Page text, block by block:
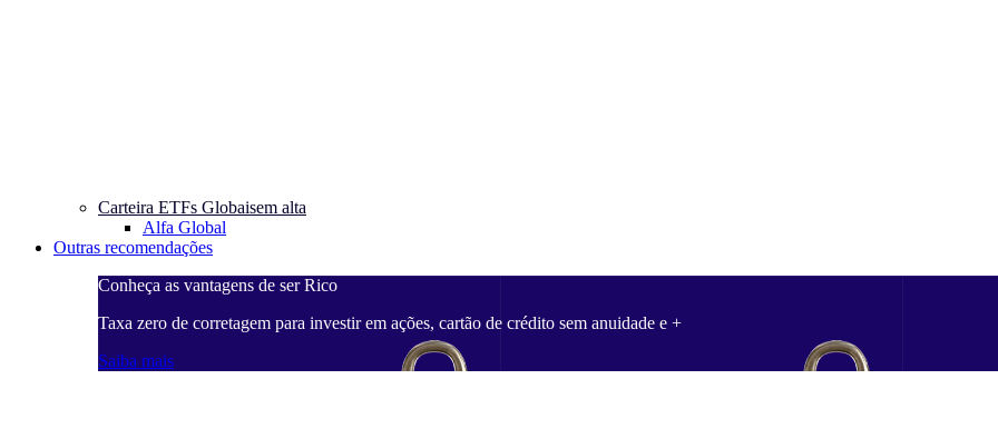
Carteira ETFs Globaisem alta
Alfa Global
Outras recomendações
Conheça as vantagens de ser Rico
Taxa zero de corretagem para investir em ações, cartão de crédito sem anuidade e +
Saiba mais